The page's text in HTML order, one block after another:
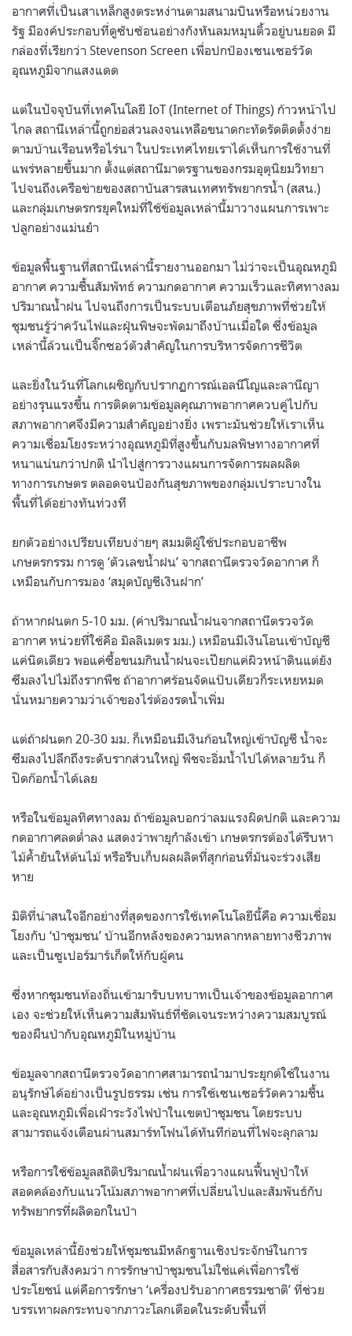
อากาศที่เป็นเสาเหล็กสูงตระหง่านตามสนามบินหรือหน่วยงาน
รัฐ มีองค์ประกอบที่ดูซับซ้อนอย่างกังหันลมหมุนติ้วอยู่บนยอด มี
กล่องที่เรียกว่า Stevenson Screen เพื่อปกป้องเซนเซอร์วัด
อุณหภูมิจากแสงแดด
แต่ในปัจจุบันที่เทคโนโลยี IoT (Internet of Things) ก้าวหน้าไป
ไกล สถานีเหล่านี้ถูกย่อส่วนลงจนเหลือขนาดกะทัดรัดติดตั้งง่าย
ตามบ้านเรือนหรือไร่นา ในประเทศไทยเราได้เห็นการใช้งานที่
แพร่หลายขึ้นมาก ตั้งแต่สถานีมาตรฐานของกรมอุตุนิยมวิทยา
ไปจนถึงเครือข่ายของสถาบันสารสนเทศทรัพยากรน้ำ (สสน.)
และกลุ่มเกษตรกรยุคใหม่ที่ใช้ข้อมูลเหล่านี้มาวางแผนการเพาะ
ปลูกอย่างแม่นยำ
ข้อมูลพื้นฐานที่สถานีเหล่านี้รายงานออกมา ไม่ว่าจะเป็นอุณหภูมิ
อากาศ ความชื้นสัมพัทธ์ ความกดอากาศ ความเร็วและทิศทางลม
ปริมาณน้ำฝน ไปจนถึงการเป็นระบบเตือนภัยสุขภาพที่ช่วยให้
ชุมชนรู้ว่าควันไฟและฝุ่นพิษจะพัดมาถึงบ้านเมื่อใด ซึ่งข้อมูล
เหล่านี้ล้วนเป็นจิ๊กซอว์ตัวสำคัญในการบริหารจัดการชีวิต
และยิ่งในวันที่โลกเผชิญกับปรากฏการณ์เอลนีโญและลานีญา
อย่างรุนแรงขึ้น การติดตามข้อมูลคุณภาพอากาศควบคู่ไปกับ
สภาพอากาศจึงมีความสำคัญอย่างยิ่ง เพราะมันช่วยให้เราเห็น
ความเชื่อมโยงระหว่างอุณหภูมิที่สูงขึ้นกับมลพิษทางอากาศที่
หนาแน่นกว่าปกติ นำไปสู่การวางแผนการจัดการผลผลิต
ทางการเกษตร ตลอดจนป้องกันสุขภาพของกลุ่มเปราะบางใน
พื้นที่ได้อย่างทันท่วงที
ยกตัวอย่างเปรียบเทียบง่ายๆ สมมติผู้ใช้ประกอบอาชีพ
เกษตรกรรม การดู ‘ตัวเลขน้ำฝน’ จากสถานีตรวจวัดอากาศ ก็
เหมือนกับการมอง ‘สมุดบัญชีเงินฝาก’
ถ้าหากฝนตก 5-10 มม. (ค่าปริมาณน้ำฝนจากสถานีตรวจวัด
อากาศ หน่วยที่ใช้คือ มิลลิเมตร มม.) เหมือนมีเงินโอนเข้าบัญชี
แค่นิดเดียว พอแค่ซื้อขนมกินน้ำฝนจะเปียกแค่ผิวหน้าดินแต่ยัง
ซึมลงไปไม่ถึงรากพืช ถ้าอากาศร้อนจัดแป๊บเดียวก็ระเหยหมด
นั่นหมายความว่าเจ้าของไร่ต้องรดน้ำเพิ่ม
แต่ถ้าฝนตก 20-30 มม. ก็เหมือนมีเงินก้อนใหญ่เข้าบัญชี น้ำจะ
ซึมลงไปลึกถึงระดับรากส่วนใหญ่ พืชจะอิ่มน้ำไปได้หลายวัน ก็
ปิดก๊อกน้ำได้เลย
หรือในข้อมูลทิศทางลม ถ้าข้อมูลบอกว่าลมแรงผิดปกติ และความ
กดอากาศลดต่ำลง แสดงว่าพายุกำลังเข้า เกษตรกรต้องได้รีบหา
ไม้ค้ำยันให้ต้นไม้ หรือรีบเก็บผลผลิตที่สุกก่อนที่มันจะร่วงเสีย
หาย
มิติที่น่าสนใจอีกอย่างที่สุดของการใช้เทคโนโลยีนี้คือ ความเชื่อม
โยงกับ ‘ป่าชุมชน’ บ้านอีกหลังของความหลากหลายทางชีวภาพ
และเป็นซูเปอร์มาร์เก็ตให้กับผู้คน
ซึ่งหากชุมชนท้องถิ่นเข้ามารับบทบาทเป็นเจ้าของข้อมูลอากาศ
เอง จะช่วยให้เห็นความสัมพันธ์ที่ชัดเจนระหว่างความสมบูรณ์
ของผืนป่ากับอุณหภูมิในหมู่บ้าน
ข้อมูลจากสถานีตรวจวัดอากาศสามารถนำมาประยุกต์ใช้ในงาน
อนุรักษ์ได้อย่างเป็นรูปธรรม เช่น การใช้เซนเซอร์วัดความชื้น
และอุณหภูมิเพื่อเฝ้าระวังไฟป่าในเขตป่าชุมชน โดยระบบ
สามารถแจ้งเตือนผ่านสมาร์ทโฟนได้ทันทีก่อนที่ไฟจะลุกลาม
หรือการใช้ข้อมูลสถิติปริมาณน้ำฝนเพื่อวางแผนฟื้นฟูป่าให้
สอดคล้องกับแนวโน้มสภาพอากาศที่เปลี่ยนไปและสัมพันธ์กับ
ทรัพยากรที่ผลิดอกในป่า
ข้อมูลเหล่านี้ยังช่วยให้ชุมชนมีหลักฐานเชิงประจักษ์ในการ
สื่อสารกับสังคมว่า การรักษาป่าชุมชนไม่ใช่แค่เพื่อการใช้
ประโยชน์ แต่คือการรักษา ‘เครื่องปรับอากาศธรรมชาติ’ ที่ช่วย
บรรเทาผลกระทบจากภาวะโลกเดือดในระดับพื้นที่